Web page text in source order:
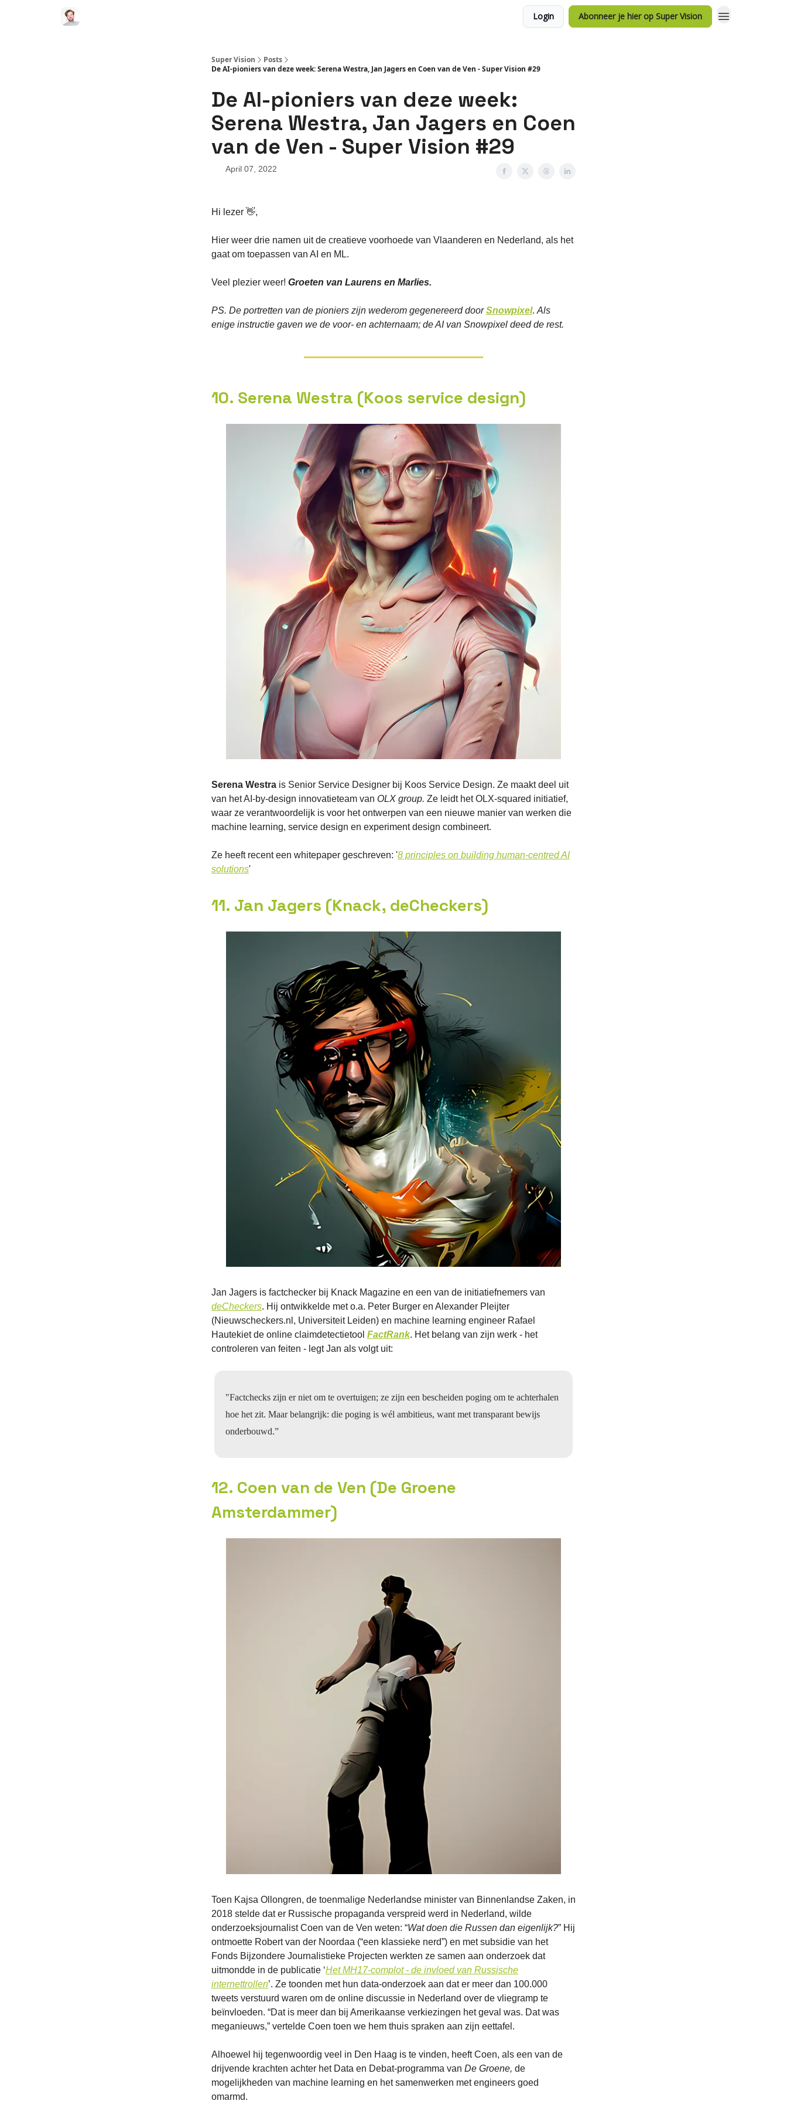
Login Abonneer je hier op Super Vision
Super Vision
Posts
De AI-pioniers van deze week: Serena Westra, Jan Jagers en Coen van de Ven - Super Vision #29
De AI-pioniers van deze week:
Serena Westra, Jan Jagers en Coen
van de Ven - Super Vision #29
April 07, 2022
Hi lezer 👋,
Hier weer drie namen uit de creatieve voorhoede van Vlaanderen en Nederland, als het
gaat om toepassen van AI en ML.
Veel plezier weer! Groeten van Laurens en Marlies.
PS. De portretten van de pioniers zijn wederom gegenereerd doorSnowpixel. Als
enige instructie gaven we de voor- en achternaam; de AI van Snowpixel deed de rest.
10. Serena Westra (Koos service design)
Serena Westra is Senior Service Designer bij Koos Service Design. Ze maakt deel uit
van het AI-by-design innovatieteam van OLX group. Ze leidt het OLX-squared initiatief,
waar ze verantwoordelijk is voor het ontwerpen van een nieuwe manier van werken die
machine learning, service design en experiment design combineert.
Ze heeft recent een whitepaper geschreven: '8 principles on building human-centred AI
solutions'
11. Jan Jagers (Knack, deCheckers)
Jan Jagers is factchecker bij Knack Magazine en een van de initiatiefnemers van
deCheckers. Hij ontwikkelde met o.a. Peter Burger en Alexander Pleijter
(Nieuwscheckers.nl, Universiteit Leiden) en machine learning engineer Rafael
Hautekiet de online claimdetectietool FactRank. Het belang van zijn werk - het
controleren van feiten - legt Jan als volgt uit:
"Factchecks zijn er niet om te overtuigen; ze zijn een bescheiden poging om te achterhalen
hoe het zit. Maar belangrijk: die poging is wél ambitieus, want met transparant bewijs
onderbouwd.”
12. Coen van de Ven (De Groene
Amsterdammer)
Toen Kajsa Ollongren, de toenmalige Nederlandse minister van Binnenlandse Zaken, in
2018 stelde dat er Russische propaganda verspreid werd in Nederland, wilde
onderzoeksjournalist Coen van de Ven weten: “Wat doen die Russen dan eigenlijk?” Hij
ontmoette Robert van der Noordaa (“een klassieke nerd”) en met subsidie van het
Fonds Bijzondere Journalistieke Projecten werkten ze samen aan onderzoek dat
uitmondde in de publicatie ‘Het MH17-complot - de invloed van Russische
internettrollen’. Ze toonden met hun data-onderzoek aan dat er meer dan 100.000
tweets verstuurd waren om de online discussie in Nederland over de vliegramp te
beïnvloeden. “Dat is meer dan bij Amerikaanse verkiezingen het geval was. Dat was
meganieuws,” vertelde Coen toen we hem thuis spraken aan zijn eettafel.
Alhoewel hij tegenwoordig veel in Den Haag is te vinden, heeft Coen, als een van de
drijvende krachten achter het Data en Debat-programma van De Groene, de
mogelijkheden van machine learning en het samenwerken met engineers goed
omarmd.